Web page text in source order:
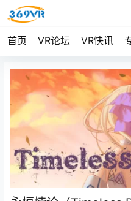
首页 VR论坛 VR快讯